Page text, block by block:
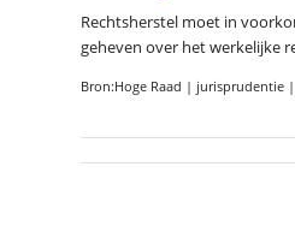
Rechtsherstel moet in
geheven over het werkelijke
Bron:Hoge Raad | jurisprudentie |